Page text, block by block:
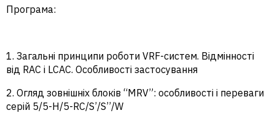
Програма:
1. Загальні принципи роботи VRF-систем. Відмінності
від RAC і LCAC. Особливості застосування
2. Огляд зовнішніх блоків “MRV”: особливості і переваги
серій 5/5-H/5-RC/S’/S’’/W